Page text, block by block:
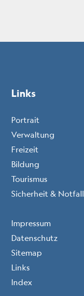
Links
Portrait
Verwaltung
Freizeit
Bildung
Tourismus
Sicherheit & Notfall
Toolbar
Impressum
Datenschutz
Sitemap
Links
Index